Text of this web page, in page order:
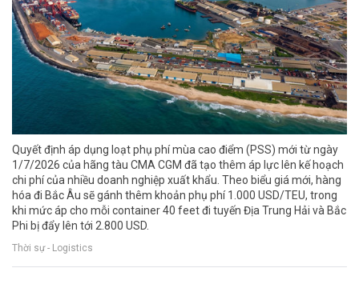
Quyết định áp dụng loạt phụ phí mùa cao điểm (PSS) mới từ ngày
1/7/2026 của hãng tàu CMA CGM đã tạo thêm áp lực lên kế hoạch
chi phí của nhiều doanh nghiệp xuất khẩu. Theo biểu giá mới, hàng
hóa đi Bắc Âu sẽ gánh thêm khoản phụ phí 1.000 USD/TEU, trong
khi mức áp cho mỗi container 40 feet đi tuyến Địa Trung Hải và Bắc
Phi bị đẩy lên tới 2.800 USD.
Thời sự - Logistics